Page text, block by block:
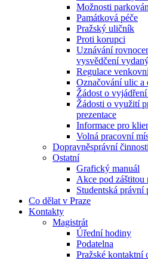
Možnosti
Památková péče
Pražský uličník
Proti korupci
Uznávání
vysvědčení
Regulace
Označování ulic a
Žádost o
Žádosti o využití
prezentace
Informace pro
Volná pracovní
Dopravněsprávní činnosti
Ostatní
Grafický manuál
Akce pod záštitou
Studentská právní
Co dělat v Praze
Kontakty
Magistrát
Úřední hodiny
Podatelna
Pražské kontaktní